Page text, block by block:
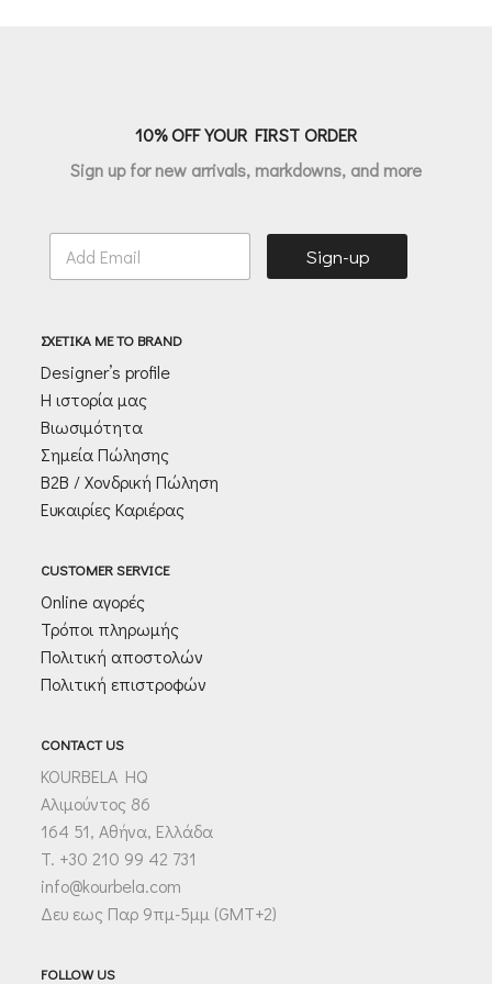
10% OFF YOUR FIRST ORDER
Sign up for new arrivals, markdowns, and more
E
a
*
Sign-up
ΣΧΕΤΙΚΑ ΜΕ ΤΟ BRAND
Designer’s profile
Η ιστορία μας
Βιωσιμότητα
Σημεία Πώλησης
Β2Β / Χονδρική Πώληση
Ευκαιρίες Καριέρας
CUSTOMER SERVICE
Online αγορές
Τρόποι πληρωμής
Πολιτική αποστολών
Πολιτική επιστροφών
CONTACT US
KOURBELA HQ
Αλιμούντος 86
164 51, Αθήνα, Ελλάδα
T. +30 210 99 42 731
info@kourbela.com
Δευ εως Παρ 9πμ-5μμ (GMT+2)
FOLLOW US